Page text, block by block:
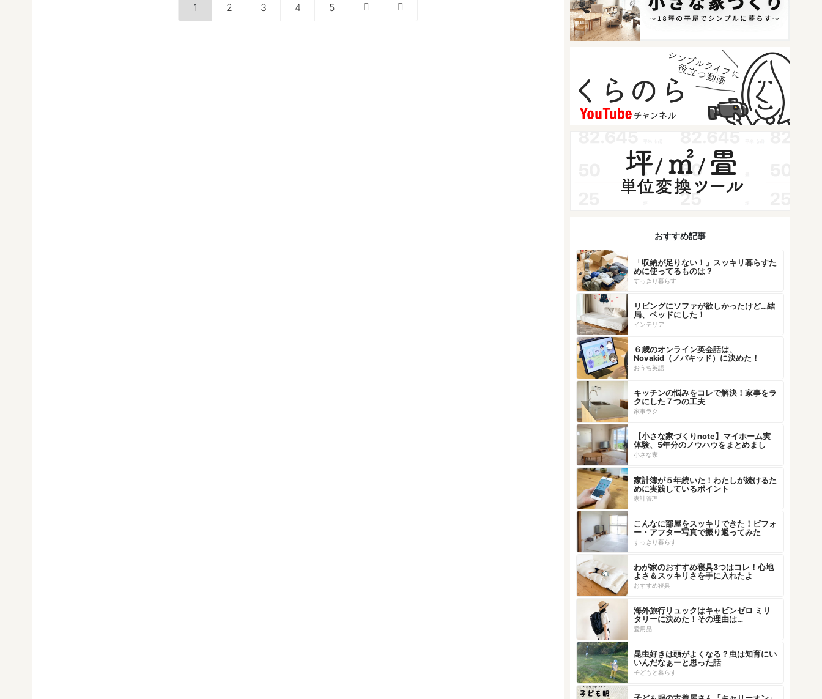
1 2 3 4 5
おすすめ記事
「収納が足りない！」スッキリ暮らすた
めに使ってるものは？
すっきり暮らす
リビングにソファが欲しかったけど…結
局、ベッドにした！
インテリア
６歳のオンライン英会話は、
Novakid（ノバキッド）に決めた！
おうち英語
キッチンの悩みをコレで解決！家事をラ
クにした７つの工夫
家事ラク
【小さな家づくりnote】マイホーム実
体験、5年分のノウハウをまとめまし
た！
小さな家
家計簿が５年続いた！わたしが続けるた
めに実践しているポイント
家計管理
こんなに部屋をスッキリできた！ビフォ
ー・アフター写真で振り返ってみた
すっきり暮らす
わが家のおすすめ寝具3つはコレ！心地
よさ＆スッキリさを手に入れたよ
おすすめ寝具
海外旅行リュックはキャビンゼロ ミリ
タリーに決めた！その理由は…
愛用品
昆虫好きは頭がよくなる？虫は知育にい
いんだなぁーと思った話
子どもと暮らす